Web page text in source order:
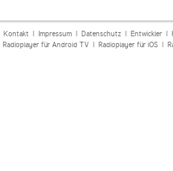
Kontakt| Impressum| Datenschutz| Entwickler|
Radioplayer für Android TV| Radioplayer für iOS|